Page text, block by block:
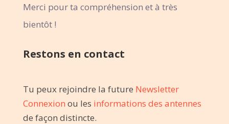
Merci pour ta compréhension et à très
bientôt !
Restons en contact
Tu peux rejoindre la future Newsletter
Connexion ou les informations des antennes
de façon distincte.